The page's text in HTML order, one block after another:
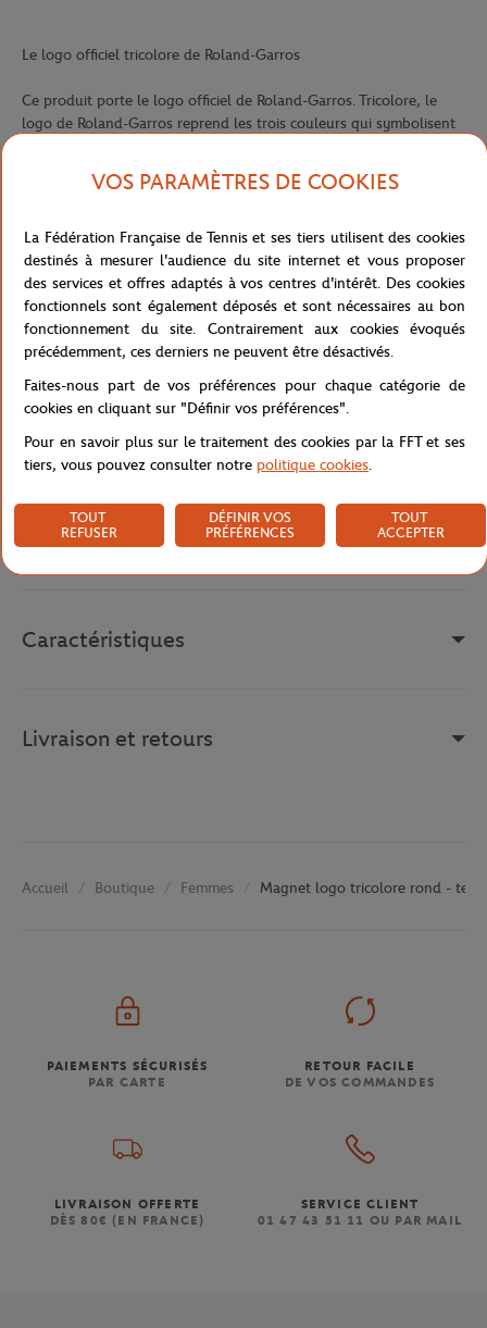
Le logo officiel tricolore de Roland-Garros
Ce produit porte le logo officiel de Roland-Garros. Tricolore, le
logo de Roland-Garros reprend les trois couleurs qui symbolisent
blanc des lignes de courts. Il est utilisé, en couleurs ou en
monochrome, pour signer l'intérieur de tous les vêtements et
parapluies, casquettes, mugs, serviettes Ã¢â‚¬Â¦).
La ligne Essentiels de Roland-Garros
Ce produit fait partie des produits essentiels de la collection
intemporels de la collection. Vêtements et accessoires qui la
composent sont marqués à l'extérieur par le logo Roland-Garros
(polos, coupe-vent, doudounes, parapluies, mugs, porte-
clésÃ¢â‚¬Â¦). Les produits de cette ligne répondent aux besoins
tournoi.
Référence :RMGU0117-MLT-TU
Caractéristiques
Livraison et retours
Accueil Boutique Femmes Magnet logo tricolore rond -
PAIEMENTS SÉCURISÉS
PAR CARTE
RETOUR FACILE
DE VOS COMMANDES
LIVRAISON OFFERTE
DÈS 80€ (EN FRANCE)
SERVICE CLIENT
01 47 43 51 11 OU PAR MAIL
VOS PARAMÈTRES DE COOKIES
La Fédération Française de Tennis et ses tiers utilisent des cookies
destinés à mesurer l'audience du site internet et vous proposer
des services et offres adaptés à vos centres d'intérêt. Des cookies
fonctionnels sont également déposés et sont nécessaires au bon
fonctionnement du site. Contrairement aux cookies évoqués
précédemment, ces derniers ne peuvent être désactivés.
Faites-nous part de vos préférences pour chaque catégorie de
cookies en cliquant sur "Définir vos préférences".
Pour en savoir plus sur le traitement des cookies par la FFT et ses
tiers, vous pouvez consulter notre politique cookies.
TOUT
REFUSER
DÉFINIR VOS
PRÉFÉRENCES
TOUT
ACCEPTER